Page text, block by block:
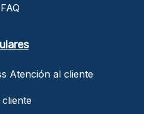
FAQ
Atención al cliente